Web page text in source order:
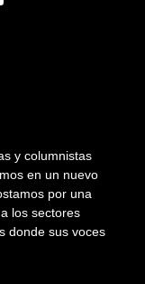
y columnistas
en un nuevo
por una
los sectores
donde sus voces